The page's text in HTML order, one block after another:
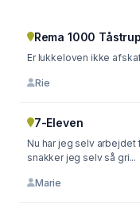
Rema 1000 Tåstrup
Er lukkeloven ikke
Rie
7-Eleven
Nu har jeg selv
snakker jeg selv så gri...
Marie